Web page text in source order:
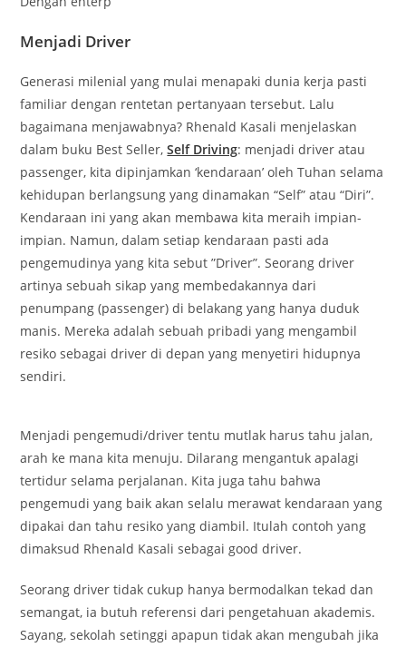
Menjadi Driver
Generasi milenial yang mulai menapaki dunia kerja pasti
familiar dengan rentetan pertanyaan tersebut. Lalu
bagaimana menjawabnya? Rhenald Kasali menjelaskan
dalam buku Best Seller,Self Driving: menjadi driver atau
passenger, kita dipinjamkan ‘kendaraan’ oleh Tuhan selama
kehidupan berlangsung yang dinamakan “Self” atau “Diri”.
Kendaraan ini yang akan membawa kita meraih impian-
impian. Namun, dalam setiap kendaraan pasti ada
pengemudinya yang kita sebut ”Driver”. Seorang driver
artinya sebuah sikap yang membedakannya dari
penumpang (passenger) di belakang yang hanya duduk
manis. Mereka adalah sebuah pribadi yang mengambil
resiko sebagai driver di depan yang menyetiri hidupnya
sendiri.
Menjadi pengemudi/driver tentu mutlak harus tahu jalan,
arah ke mana kita menuju. Dilarang mengantuk apalagi
tertidur selama perjalanan. Kita juga tahu bahwa
pengemudi yang baik akan selalu merawat kendaraan yang
dipakai dan tahu resiko yang diambil. Itulah contoh yang
dimaksud Rhenald Kasali sebagai good driver.
Seorang driver tidak cukup hanya bermodalkan tekad dan
semangat, ia butuh referensi dari pengetahuan akademis.
Sayang, sekolah setinggi apapun tidak akan mengubah jika